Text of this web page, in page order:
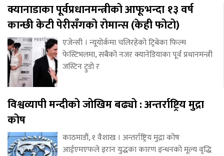
क्यानाडाका पूर्वप्रधानमन्त्रीको आफूभन्दा १३ वर्ष
कान्छी केटी पेरीसँगको रोमान्स (केही फोटो)
एजेन्सी । न्यूयोर्कमा चलिरहेको ट्रिबेका फिल्म
फेस्टिभलमा, सबैको नजर क्यानेडियाका पूर्व प्रधानमन्त्री
जस्टिन ट्रुडो र
विश्वव्यापी मन्दीको जोखिम बढ्यो : अन्तर्राष्ट्रिय मुद्रा
कोष
काठमाडौं, १ वैशाख । अन्तर्राष्ट्रिय मुद्रा कोष
आईएमएफले इरान युद्धका कारण इन्धनको मूल्य वृद्धि